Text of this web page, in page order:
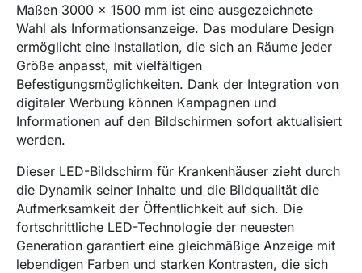
Maßen 3000 x 1500 mm ist eine ausgezeichnete
Wahl als Informationsanzeige. Das modulare Design
ermöglicht eine Installation, die sich an Räume jeder
Größe anpasst, mit vielfältigen
Befestigungsmöglichkeiten. Dank der Integration von
digitaler Werbung können Kampagnen und
Informationen auf den Bildschirmen sofort aktualisiert
werden.
Dieser LED-Bildschirm für Krankenhäuser zieht durch
die Dynamik seiner Inhalte und die Bildqualität die
Aufmerksamkeit der Öffentlichkeit auf sich. Die
fortschrittliche LED-Technologie der neuesten
Generation garantiert eine gleichmäßige Anzeige mit
lebendigen Farben und starken Kontrasten, die sich